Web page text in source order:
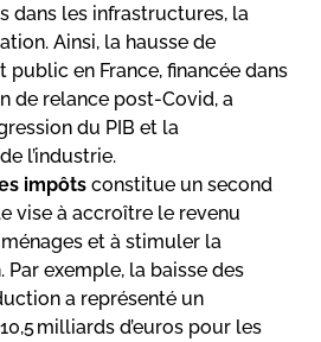
dans les infrastructures, la
Ainsi, la hausse de
public en France, financée dans
de relance post-Covid, a
du PIB et la
l’industrie.
impôts constitue un second
vise à accroître le revenu
et à stimuler la
exemple, la baisse des
a représenté un
milliards d’euros pour les